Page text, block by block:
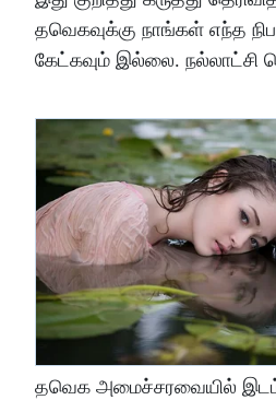
தவெகவுக்கு நாங்கள் எந்த
கேட்கவும் இல்லை.
தவெக அமைச்சரவையில்